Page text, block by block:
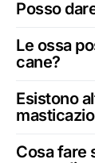
Posso
Le ossa
cane?
Esistono
Cosa fare